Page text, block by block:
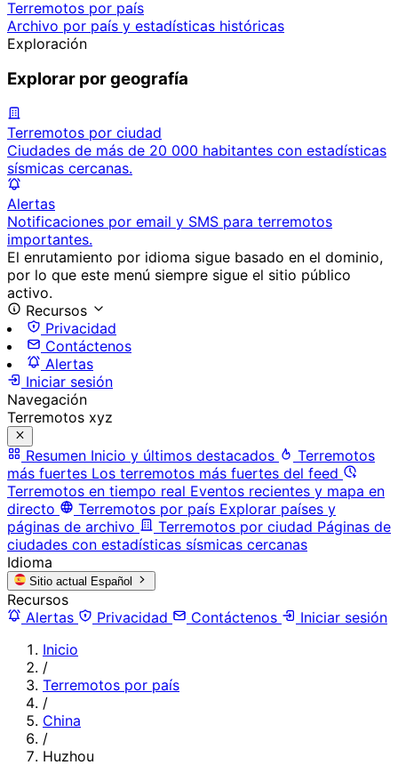
Terremotos por país
Archivo por país y estadísticas históricas
Exploración
Explorar por geografía
Terremotos por ciudad
Ciudades de más de 20 000 habitantes con estadísticas
sísmicas cercanas.
Alertas
Notificaciones por email y SMS para terremotos
importantes.
El enrutamiento por idioma sigue basado en el dominio,
por lo que este menú siempre sigue el sitio público
activo.
Recursos
Privacidad
Contáctenos
Alertas
Iniciar sesión
Navegación
Terremotos xyz
Resumen Inicio y últimos destacados
Terremotos
más fuertes Los terremotos más fuertes del feed
Terremotos en tiempo real Eventos recientes y mapa en
directo
Terremotos por país Explorar países y
páginas de archivo
Terremotos por ciudad Páginas de
ciudades con estadísticas sísmicas cercanas
Idioma
Sitio actual Español
Recursos
Alertas
Privacidad Contáctenos
Iniciar sesión
Inicio
/
Terremotos por país
/
China
/
Huzhou